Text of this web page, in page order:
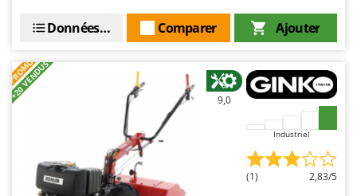
Ajouter
Comparer
Données techniques
PROMO
+20 VENDUS 9,0
Industriel
(1) 2,83/5